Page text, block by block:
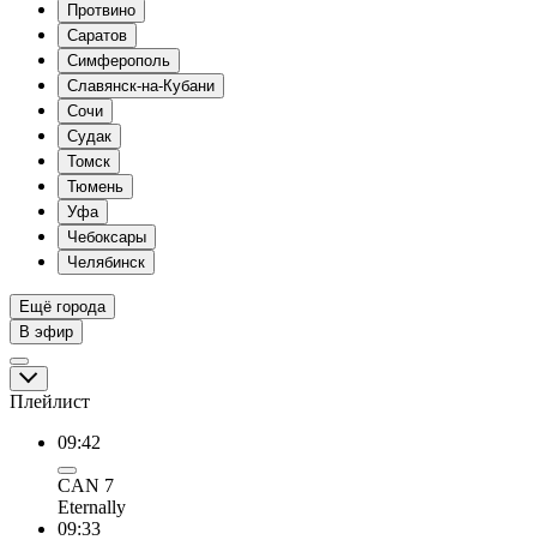
Протвино
Саратов
Симферополь
Славянск-на-Кубани
Сочи
Судак
Томск
Тюмень
Уфа
Чебоксары
Челябинск
Ещё города
В эфир
Плейлист
09:42
CAN 7
Eternally
09:33